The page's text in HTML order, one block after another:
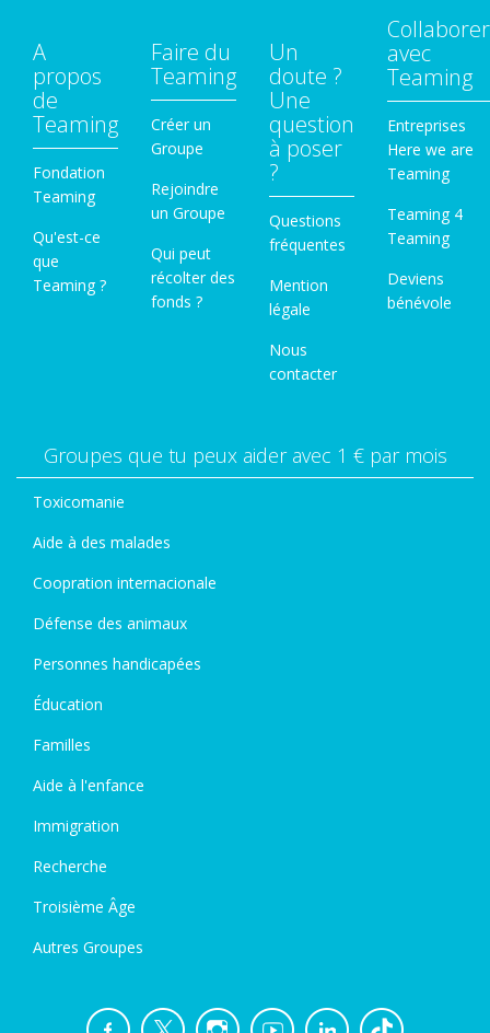
A
propos
de
Teaming
Fondation
Teaming
Qu'est-ce
que
Teaming ?
Faire du
Teaming
Créer un
Groupe
Rejoindre
un Groupe
Qui peut
récolter des
fonds ?
Un
doute ?
Une
question
à poser
?
Questions
fréquentes
Mention
légale
Nous
contacter
Collaborer
avec
Teaming
Entreprises
Here we are
Teaming
Teaming 4
Teaming
Deviens
bénévole
Groupes que tu peux aider avec 1 € par mois
Toxicomanie
Aide à des malades
Coopration internacionale
Défense des animaux
Personnes handicapées
Éducation
Familles
Aide à l'enfance
Immigration
Recherche
Troisième Âge
Autres Groupes